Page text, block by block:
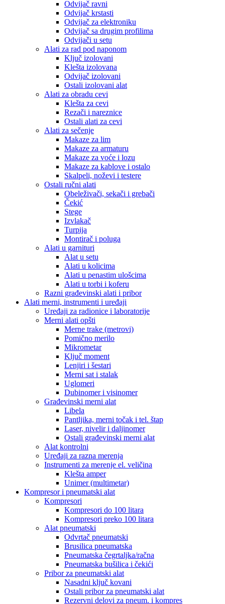
Odvijač ravni
Odvijač krstasti
Odvijač za elektroniku
Odvijač sa drugim profilima
Odvijači u setu
Alati za rad pod naponom
Ključ izolovani
Klešta izolovana
Odvijač izolovani
Ostali izolovani alat
Alati za obradu cevi
Klešta za cevi
Rezači i nareznice
Ostali alati za cevi
Alati za sečenje
Makaze za lim
Makaze za armaturu
Makaze za voće i lozu
Makaze za kablove i ostalo
Skalpeli, noževi i testere
Ostali ručni alati
Obeleživači, sekači i grebači
Čekić
Stege
Izvlakač
Turpija
Montirač i poluga
Alati u garnituri
Alat u setu
Alati u kolicima
Alati u penastim ulošcima
Alati u torbi i koferu
Razni građevinski alati i pribor
Alati merni, instrumenti i uređaji
Uređaji za radionice i laboratorije
Merni alati opšti
Merne trake (metrovi)
Pomično merilo
Mikrometar
Ključ moment
Lenjiri i šestari
Merni sat i stalak
Uglomeri
Dubinomer i visinomer
Građevinski merni alat
Libela
Pantljika, merni točak i tel. štap
Laser, nivelir i daljinomer
Ostali građevinski merni alat
Alat kontrolni
Uređaji za razna merenja
Instrumenti za merenje el. veličina
Klešta amper
Unimer (multimetar)
Kompresor i pneumatski alat
Kompresori
Kompresori do 100 litara
Kompresori preko 100 litara
Alat pneumatski
Odvrtač pneumatski
Brusilica pneumatska
Pneumatska čegrtaljka/račna
Pneumatska bušilica i čekići
Pribor za pneumatski alat
Nasadni ključ kovani
Ostali pribor za pneumatski alat
Rezervni delovi za pneum. i kompres